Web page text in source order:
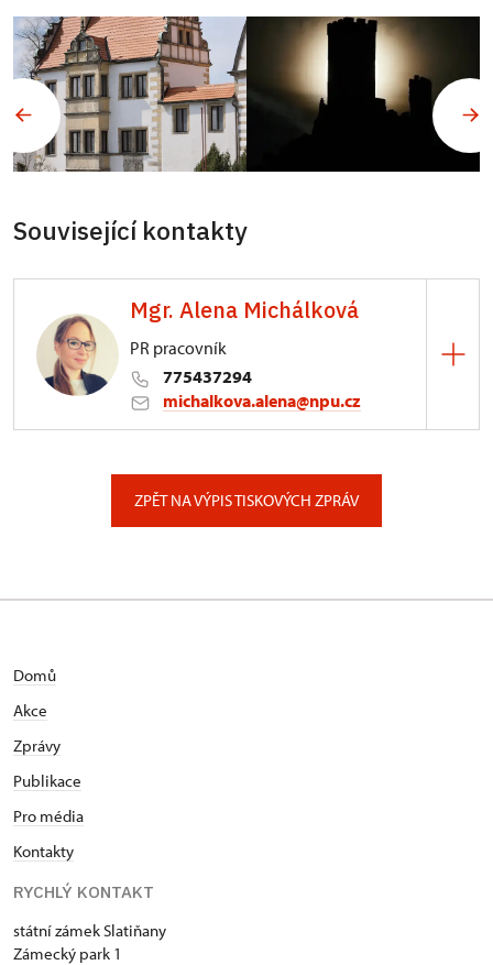
Související kontakty
Mgr. Alena Michálková
PR pracovník
775437294
michalkova.alena@npu.cz
ZPĚT NA VÝPIS TISKOVÝCH ZPRÁV
Domů
Akce
Zprávy
Publikace
Pro média
Kontakty
RYCHLÝ KONTAKT
státní zámek Slatiňany
Zámecký park 1